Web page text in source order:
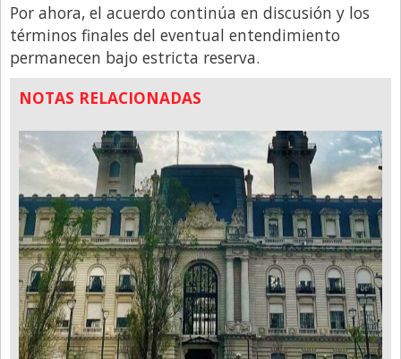
Por ahora, el acuerdo continúa en discusión y los
términos finales del eventual entendimiento
permanecen bajo estricta reserva.
NOTAS RELACIONADAS